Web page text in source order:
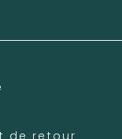
de retour